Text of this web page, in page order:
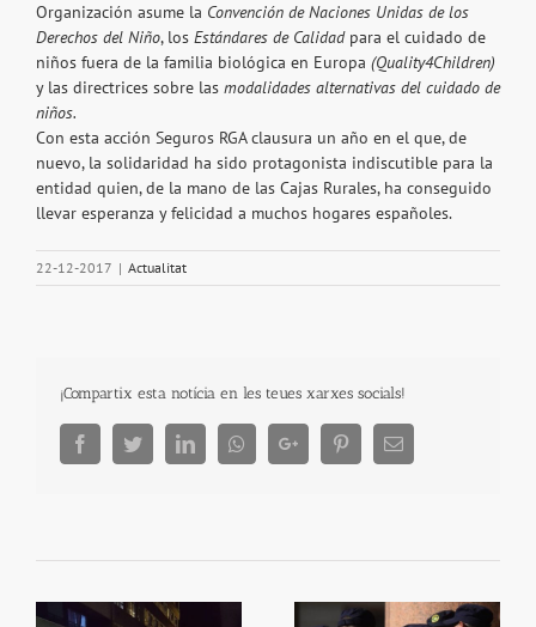
Organización asume la Convención de Naciones Unidas de los
Derechos del Niño, los Estándares de Calidad para el cuidado de
niños fuera de la familia biológica en Europa (Quality4Children)
y las directrices sobre las modalidades alternativas del cuidado de
niños.
Con esta acción Seguros RGA clausura un año en el que, de
nuevo, la solidaridad ha sido protagonista indiscutible para la
entidad quien, de la mano de las Cajas Rurales, ha conseguido
llevar esperanza y felicidad a muchos hogares españoles.
22-12-2017 | Actualitat
¡Compartix esta notícia en les teues xarxes socials!
FacebookTwitterLinkedInWhatsappGoogle+ PinterestEmail